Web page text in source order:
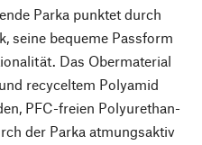
Parka punktet durch
seine bequeme Passform
Das Obermaterial
recyceltem Polyamid
PFC-freien Polyurethan-
der Parka atmungsaktiv